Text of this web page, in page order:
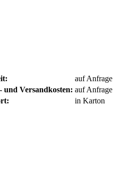
auf Anfrage
und Versandkosten: auf Anfrage
in Karton